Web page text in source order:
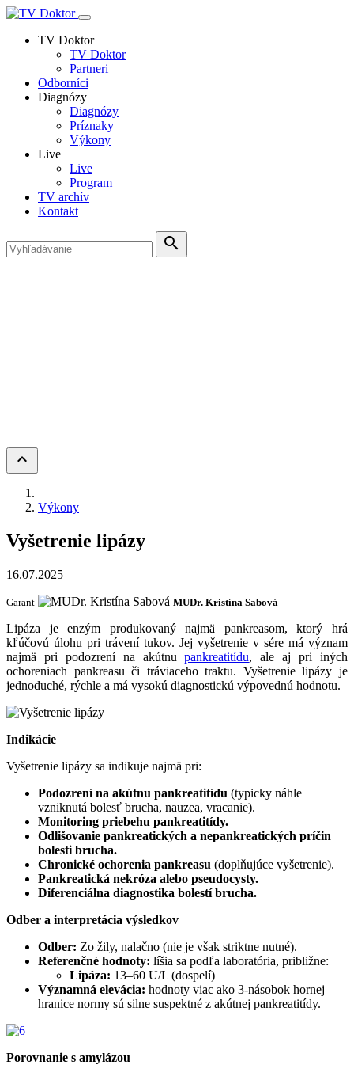
TV Doktor
TV Doktor
Partneri
Odborníci
Diagnózy
Diagnózy
Príznaky
Výkony
Live
Live
Program
TV archív
Kontakt
search
keyboard_arrow_up
Výkony
Vyšetrenie lipázy
16.07.2025
Garant MUDr. Kristína Sabová
Lipáza je enzým produkovaný najmä pankreasom, ktorý hrá
kľúčovú úlohu pri trávení tukov. Jej vyšetrenie v sére má význam
najmä pri podozrení na akútnupankreatitídu, ale aj pri iných
ochoreniach pankreasu či tráviaceho traktu. Vyšetrenie lipázy je
jednoduché, rýchle a má vysokú diagnostickú výpovednú hodnotu.
Indikácie
Vyšetrenie lipázy sa indikuje najmä pri:
Podozrení na akútnu pankreatitídu (typicky náhle
vzniknutá bolesť brucha, nauzea, vracanie).
Monitoring priebehu pankreatitídy.
Odlišovanie pankreatických a nepankreatických príčin
bolesti brucha.
Chronické ochorenia pankreasu (doplňujúce vyšetrenie).
Pankreatická nekróza alebo pseudocysty.
Diferenciálna diagnostika bolestí brucha.
Odber a interpretácia výsledkov
Odber: Zo žily, nalačno (nie je však striktne nutné).
Referenčné hodnoty: líšia sa podľa laboratória, približne:
Lipáza: 13–60 U/L (dospelí)
Významná elevácia: hodnoty viac ako 3-násobok hornej
hranice normy sú silne suspektné z akútnej pankreatitídy.
Porovnanie s amylázou